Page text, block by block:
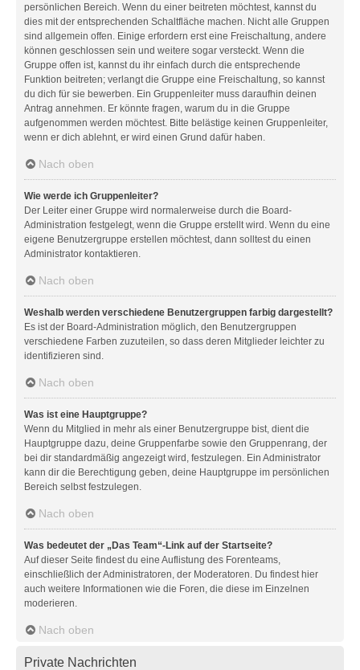
persönlichen Bereich. Wenn du einer beitreten möchtest, kannst du
dies mit der entsprechenden Schaltfläche machen. Nicht alle Gruppen
sind allgemein offen. Einige erfordern erst eine Freischaltung, andere
können geschlossen sein und weitere sogar versteckt. Wenn die
Gruppe offen ist, kannst du ihr einfach durch die entsprechende
Funktion beitreten; verlangt die Gruppe eine Freischaltung, so kannst
du dich für sie bewerben. Ein Gruppenleiter muss daraufhin deinen
Antrag annehmen. Er könnte fragen, warum du in die Gruppe
aufgenommen werden möchtest. Bitte belästige keinen Gruppenleiter,
wenn er dich ablehnt, er wird einen Grund dafür haben.
Nach oben
Wie werde ich Gruppenleiter?
Der Leiter einer Gruppe wird normalerweise durch die Board-
Administration festgelegt, wenn die Gruppe erstellt wird. Wenn du eine
eigene Benutzergruppe erstellen möchtest, dann solltest du einen
Administrator kontaktieren.
Nach oben
Weshalb werden verschiedene Benutzergruppen farbig dargestellt?
Es ist der Board-Administration möglich, den Benutzergruppen
verschiedene Farben zuzuteilen, so dass deren Mitglieder leichter zu
identifizieren sind.
Nach oben
Was ist eine Hauptgruppe?
Wenn du Mitglied in mehr als einer Benutzergruppe bist, dient die
Hauptgruppe dazu, deine Gruppenfarbe sowie den Gruppenrang, der
bei dir standardmäßig angezeigt wird, festzulegen. Ein Administrator
kann dir die Berechtigung geben, deine Hauptgruppe im persönlichen
Bereich selbst festzulegen.
Nach oben
Was bedeutet der „Das Team“-Link auf der Startseite?
Auf dieser Seite findest du eine Auflistung des Forenteams,
einschließlich der Administratoren, der Moderatoren. Du findest hier
auch weitere Informationen wie die Foren, die diese im Einzelnen
moderieren.
Nach oben
Private Nachrichten